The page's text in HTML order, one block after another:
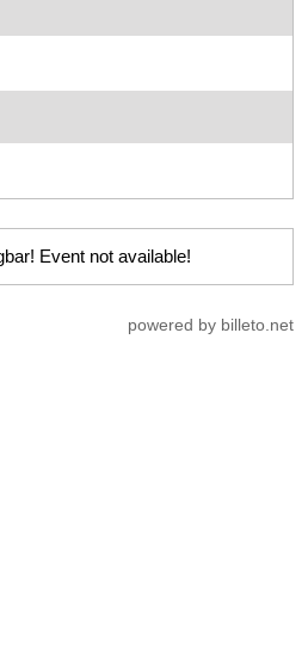
Event not available!
powered by billeto.net